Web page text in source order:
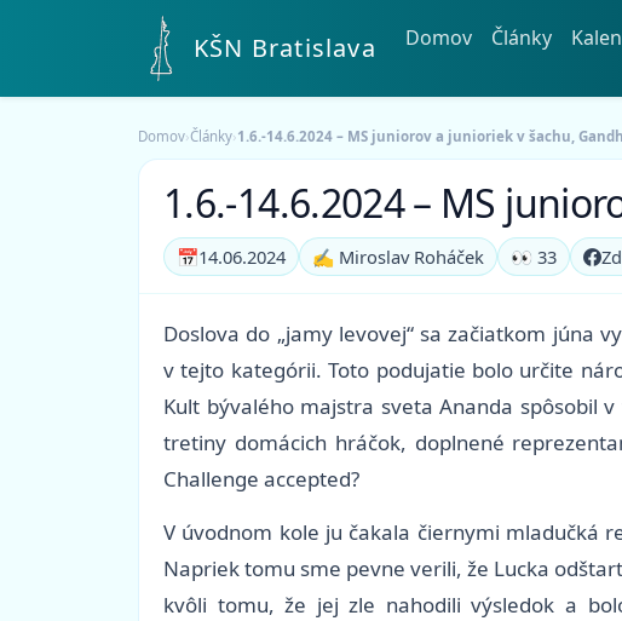
KŠN Bratislava Domov Články
Domov›Články›1.6.-14.6.2024 – MS juniorov a junioriek v šachu,
1.6.-14.6.2024 – MS
📅14.06.2024 ✍️ Miroslav Roháček 👀 33
Doslova do „jamy levovej“ sa začiatkom júna
v tejto kategórii. Toto podujatie bolo určite
Kult bývalého majstra sveta Ananda spôsobil
tretiny domácich hráčok, doplnené
Challenge accepted?
V úvodnom kole ju čakala čiernymi mladučká
Napriek tomu sme pevne verili, že Lucka
kvôli tomu, že jej zle nahodili výsledok a